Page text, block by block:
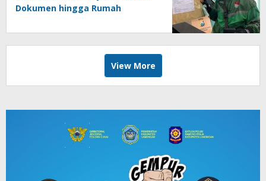
Dokumen hingga Rumah
View More